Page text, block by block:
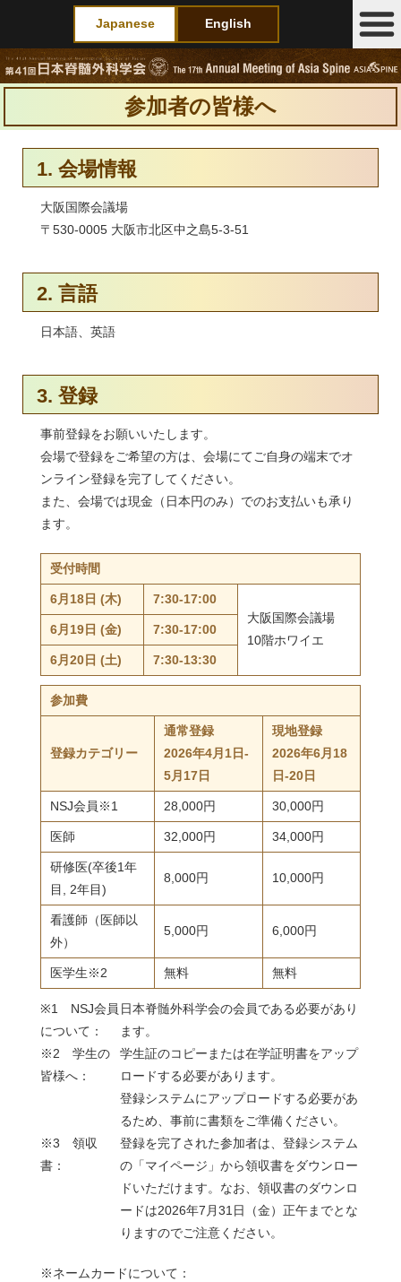
Japanese English
参加者の皆様へ
1. 会場情報
大阪国際会議場
〒530-0005 大阪市北区中之島5-3-51
2. 言語
日本語、英語
3. 登録
事前登録をお願いいたします。
会場で登録をご希望の方は、会場にてご自身の端末でオ
ンライン登録を完了してください。
また、会場では現金（日本円のみ）でのお支払いも承り
ます。
受付時間
6月18日 (木)
7:30-17:00
大阪国際会議場
10階ホワイエ
6月19日 (金) 7:30-17:00
6月20日 (土) 7:30-13:30
参加費
登録カテゴリー
通常登録
2026年4月1日-
5月17日
現地登録
2026年6月18
日-20日
NSJ会員※1 28,000円 30,000円
医師 32,000円 34,000円
研修医(卒後1年
目, 2年目)
8,000円 10,000円
看護師（医師以
外）
5,000円 6,000円
医学生※2 無料 無料
※1 NSJ会員
について：
日本脊髄外科学会の会員である必要があり
ます。
※2 学生の
皆様へ：
学生証のコピーまたは在学証明書をアップ
ロードする必要があります。
登録システムにアップロードする必要があ
るため、事前に書類をご準備ください。
※3 領収
書：
登録を完了された参加者は、登録システム
の「マイページ」から領収書をダウンロー
ドいただけます。なお、領収書のダウンロ
ードは2026年7月31日（金）正午までとな
りますのでご注意ください。
※ネームカードについて：